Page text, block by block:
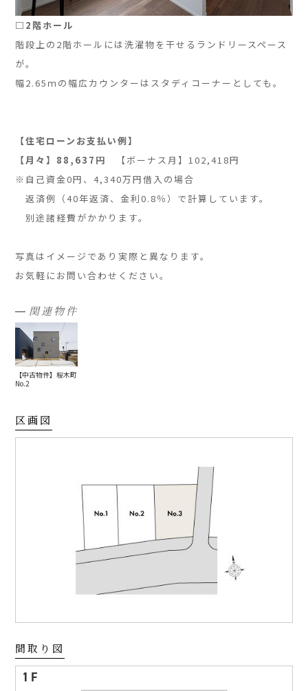
□2階ホール
階段上の2階ホールには洗濯物を干せるランドリースペース
が。
幅2.65ｍの幅広カウンターはスタディコーナーとしても。
【住宅ローンお支払い例】
【月々】88,637 円
【ボーナス月】102,418円
※自己資金0円、4,340万円借入の場合
返済例（40年返済、金利0.8％）で計算しています。
別途諸経費がかかります。
写真はイメージであり実際と異なります。
お気軽にお問い合わせください。
関連物件
【中古物件】桜木町
No.2
区画図
間取り図
1F